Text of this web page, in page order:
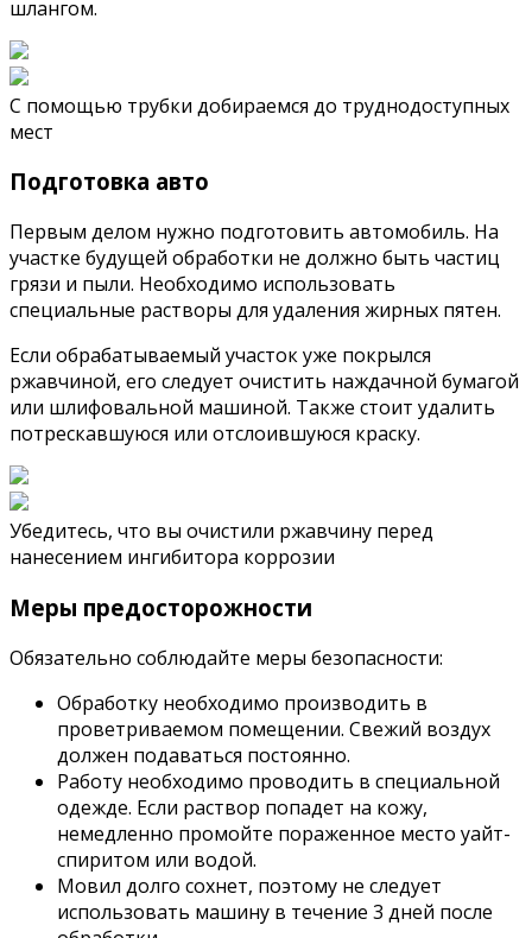
шлангом.
С помощью трубки добираемся до труднодоступных
мест
Подготовка авто
Первым делом нужно подготовить автомобиль. На
участке будущей обработки не должно быть частиц
грязи и пыли. Необходимо использовать
специальные растворы для удаления жирных пятен.
Если обрабатываемый участок уже покрылся
ржавчиной, его следует очистить наждачной бумагой
или шлифовальной машиной. Также стоит удалить
потрескавшуюся или отслоившуюся краску.
Убедитесь, что вы очистили ржавчину перед
нанесением ингибитора коррозии
Меры предосторожности
Обязательно соблюдайте меры безопасности:
Обработку необходимо производить в
проветриваемом помещении. Свежий воздух
должен подаваться постоянно.
Работу необходимо проводить в специальной
одежде. Если раствор попадет на кожу,
немедленно промойте пораженное место уайт-
спиритом или водой.
Мовил ​​долго сохнет, поэтому не следует
использовать машину в течение 3 дней после